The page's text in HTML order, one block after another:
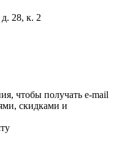
28, к. 2
чтобы получать e-mail
скидками и